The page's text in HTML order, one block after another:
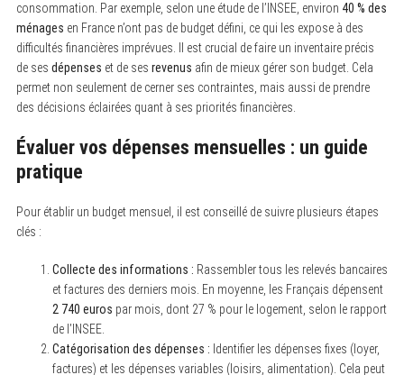
consommation. Par exemple, selon une étude de l’INSEE, environ 40 % des
ménages en France n’ont pas de budget défini, ce qui les expose à des
difficultés financières imprévues. Il est crucial de faire un inventaire précis
de ses dépenses et de ses revenus afin de mieux gérer son budget. Cela
permet non seulement de cerner ses contraintes, mais aussi de prendre
des décisions éclairées quant à ses priorités financières.
Évaluer vos dépenses mensuelles : un guide
pratique
Pour établir un budget mensuel, il est conseillé de suivre plusieurs étapes
clés :
Collecte des informations : Rassembler tous les relevés bancaires
et factures des derniers mois. En moyenne, les Français dépensent
2 740 euros par mois, dont 27 % pour le logement, selon le rapport
de l’INSEE.
Catégorisation des dépenses : Identifier les dépenses fixes (loyer,
factures) et les dépenses variables (loisirs, alimentation). Cela peut